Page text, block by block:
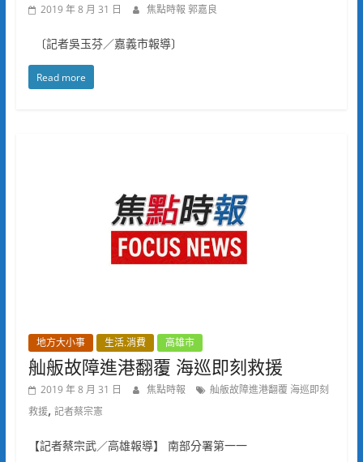
2019 年 8 月 31 日 焦點時報 郭嘉良
〔記者吳玉芬／嘉義市報導〕
Read more
地方大小事 生活.消費 高雄市
舢舨故障進港翻覆 海巡即刻救援
2019 年 8 月 31 日 焦點時報
舢舨故障進港翻覆 海巡即刻
救援, 記者蔡宗憲
【記者蔡宗武／高雄報導】 南部分署第一一